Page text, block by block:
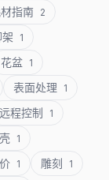
指南 2
架 1
花盆 1
表面处理 1
远程控制 1
1
1 雕刻 1